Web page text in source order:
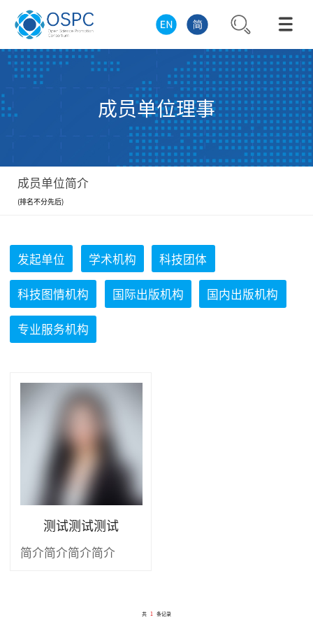
成员单位理事
成员单位简介
(排名不分先后)
发起单位 学术机构 科技团体
科技图情机构 国际出版机构 国内出版机构
专业服务机构
测试测试测试
简介简介简介简介
共 1 条记录